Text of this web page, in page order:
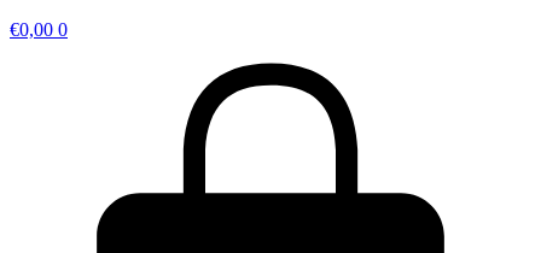
€0,00 0